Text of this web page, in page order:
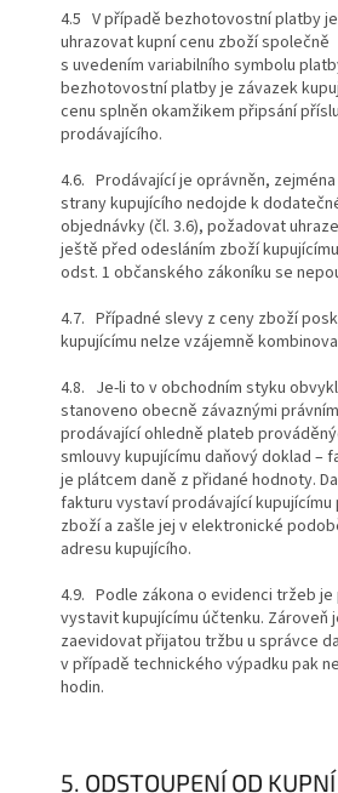
4.5 V případě bezhotovostní platby
uhrazovat kupní cenu zboží společně
s uvedením variabilního symbolu
bezhotovostní platby je závazek
cenu splněn okamžikem připsání
prodávajícího.
4.6. Prodávající je oprávněn,
strany kupujícího nedojde k
objednávky (čl. 3.6), požadovat
ještě před odesláním zboží
odst. 1 občanského zákoníku se
4.7. Případné slevy z ceny zboží
kupujícímu nelze vzájemně
4.8. Je-li to v obchodním styku
stanoveno obecně závaznými
prodávající ohledně plateb
smlouvy kupujícímu daňový doklad –
je plátcem daně z přidané hodnoty.
fakturu vystaví prodávající kupujícímu
zboží a zašle jej v elektronické
adresu kupujícího.
4.9. Podle zákona o evidenci tržeb
vystavit kupujícímu účtenku. Zároveň
zaevidovat přijatou tržbu u správce
v případě technického výpadku pak
hodin.
5. ODSTOUPENÍ OD